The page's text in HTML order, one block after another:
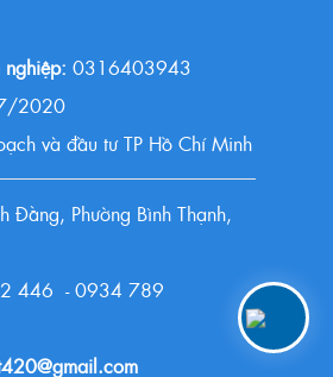
0316403943
2020
và đầu tư TP Hồ Chí Minh
Đằng, Phường Bình Thạnh,
446 - 0934 789